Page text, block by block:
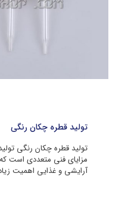
تولید قطره چکان رنگی
تولید قطره چکان رنگی
مزایای فنی متعددی است که
آرایشی و غذایی اهمیت